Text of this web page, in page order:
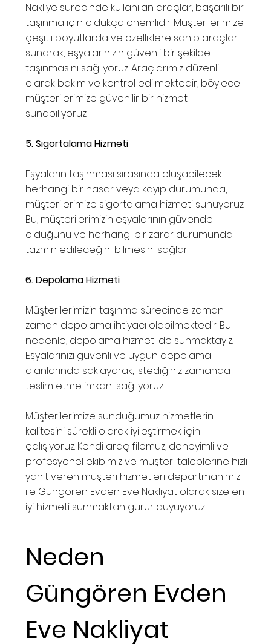
Nakliye sürecinde kullanılan araçlar, başarılı bir
taşınma için oldukça önemlidir. Müşterilerimize
çeşitli boyutlarda ve özelliklere sahip araçlar
sunarak, eşyalarınızın güvenli bir şekilde
taşınmasını sağlıyoruz. Araçlarımız düzenli
olarak bakım ve kontrol edilmektedir, böylece
müşterilerimize güvenilir bir hizmet
sunabiliyoruz.
5. Sigortalama Hizmeti
Eşyaların taşınması sırasında oluşabilecek
herhangi bir hasar veya kayıp durumunda,
müşterilerimize sigortalama hizmeti sunuyoruz.
Bu, müşterilerimizin eşyalarının güvende
olduğunu ve herhangi bir zarar durumunda
tazmin edileceğini bilmesini sağlar.
6. Depolama Hizmeti
Müşterilerimizin taşınma sürecinde zaman
zaman depolama ihtiyacı olabilmektedir. Bu
nedenle, depolama hizmeti de sunmaktayız.
Eşyalarınızı güvenli ve uygun depolama
alanlarında saklayarak, istediğiniz zamanda
teslim etme imkanı sağlıyoruz.
Müşterilerimize sunduğumuz hizmetlerin
kalitesini sürekli olarak iyileştirmek için
çalışıyoruz. Kendi araç filomuz, deneyimli ve
profesyonel ekibimiz ve müşteri taleplerine hızlı
yanıt veren müşteri hizmetleri departmanımız
ile Güngören Evden Eve Nakliyat olarak size en
iyi hizmeti sunmaktan gurur duyuyoruz.
Neden
Güngören Evden
Eve Nakliyat